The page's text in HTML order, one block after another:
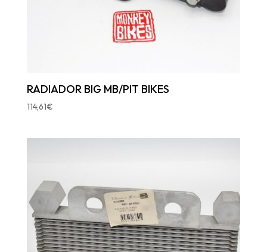
RADIADOR BIG MB/PIT BIKES
114,61€